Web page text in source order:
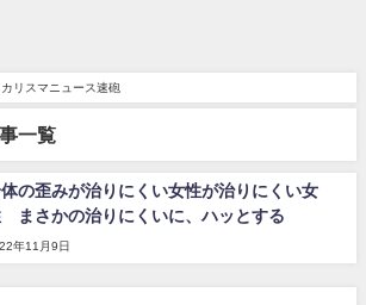
リスマニュース速砲
一覧
の歪みが治りにくい女性が治りにくい女
まさかの治りにくいに、ハッとする
年11月9日